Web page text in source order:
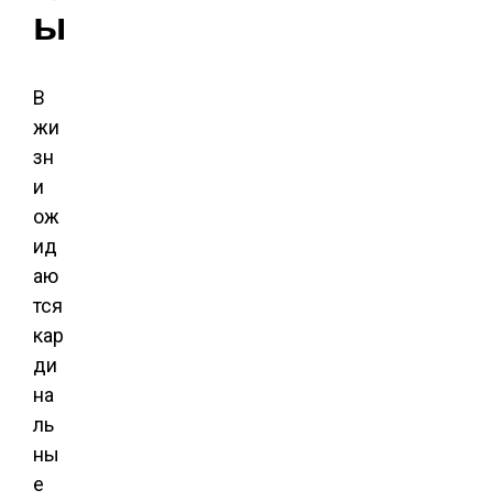
ы
В
жи
зн
и
ож
ид
аю
тся
кар
ди
на
ль
ны
е